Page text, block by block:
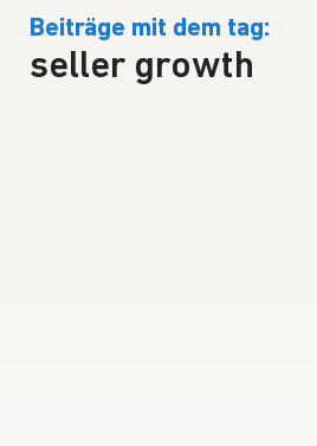
Beiträge mit dem tag:
seller growth